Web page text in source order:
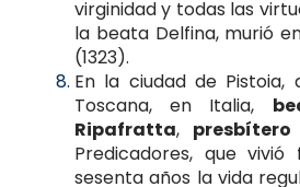
virginidad y todas las
la beata Delfina, murió
(1323).
En la ciudad de
Toscana, en Italia,
Ripafratta, presbítero
Predicadores, que
sesenta años la vida